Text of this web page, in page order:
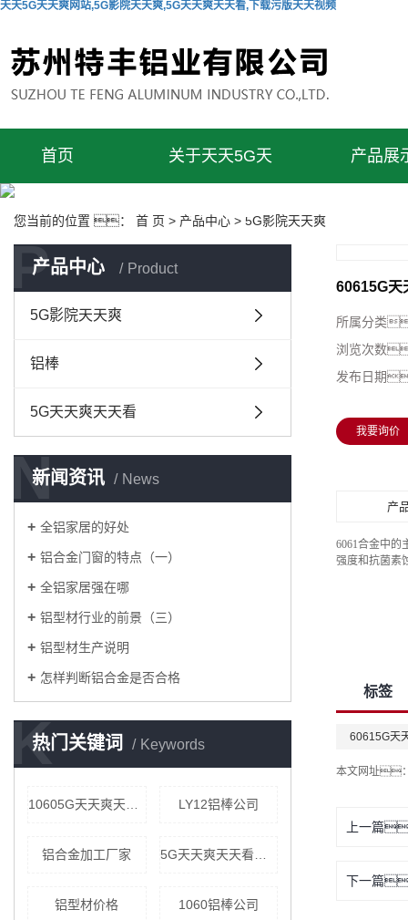
天天5G天天爽网站,5G影院天天爽,5G天天爽天天看,下载污版天天视频
首页 关于天天5G天
天爽网站
产品展
您当前的位置 ： 首 页 > 产品中心 > 5G影院天天爽
产品中心 Product
P
5G影院天天爽
铝棒
5G天天爽天天看
新闻资讯 News
N
全铝家居的好处
铝合金门窗的特点（一）
全铝家居强在哪
铝型材行业的前景（三）
铝型材生产说明
怎样判断铝合金是否合格
热门关键词 Keywords
K
LY12铝棒公司
铝合金加工厂家 5G天天爽天天看厂家
铝型材价格 1060铝棒公司
60615G天
所属分类
浏览次数
发布日期
我要询价
产
6061合金中
强度和抗菌素
标签
60615G天
本文网址
上一篇
下一篇